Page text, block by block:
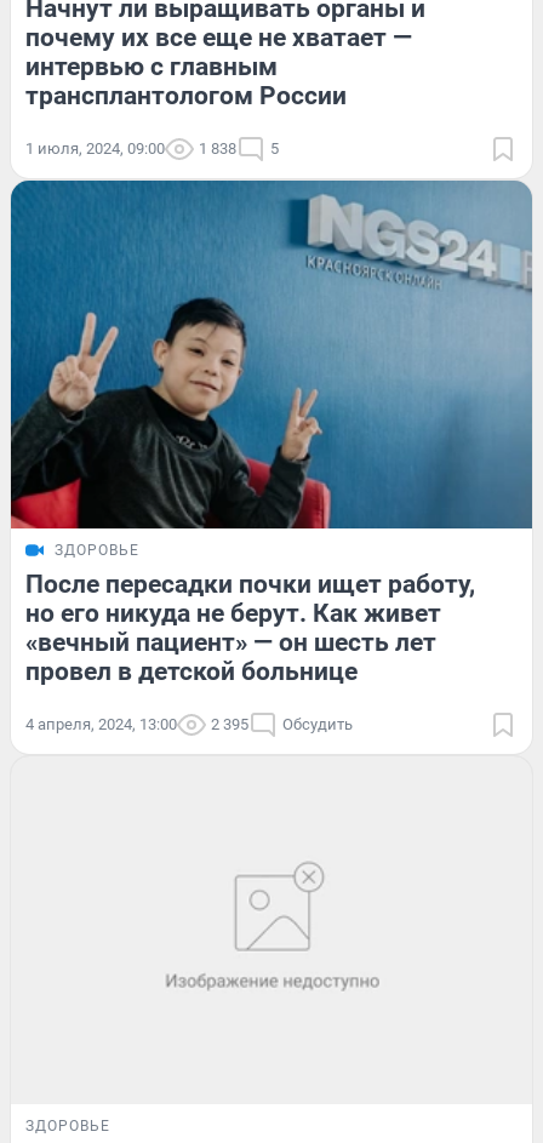
Начнут ли выращивать органы и
почему их все еще не хватает —
интервью с главным
трансплантологом России
1 июля, 2024, 09:00 1 838 5
ЗДОРОВЬЕ
После пересадки почки ищет работу,
но его никуда не берут. Как живет
«вечный пациент» — он шесть лет
провел в детской больнице
4 апреля, 2024, 13:00 2 395 Обсудить
ЗДОРОВЬЕ